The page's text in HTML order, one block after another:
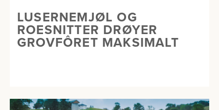
LUSERNEMJØL OG
ROESNITTER DRØYER
GROVFÔRET MAKSIMALT